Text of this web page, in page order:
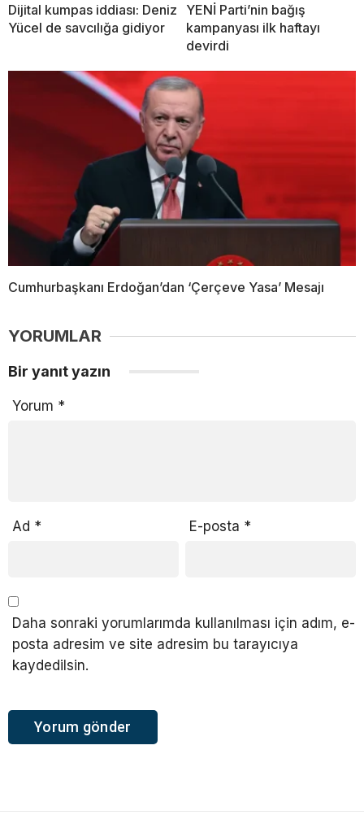
Dijital kumpas iddiası: Deniz
Yücel de savcılığa gidiyor
YENİ Parti’nin bağış
kampanyası ilk haftayı
devirdi
Cumhurbaşkanı Erdoğan’dan ‘Çerçeve Yasa’ Mesajı
YORUMLAR
Bir yanıt yazın
Yorum *
Ad * E-posta *
Daha sonraki yorumlarımda kullanılması için adım, e-
posta adresim ve site adresim bu tarayıcıya
kaydedilsin.